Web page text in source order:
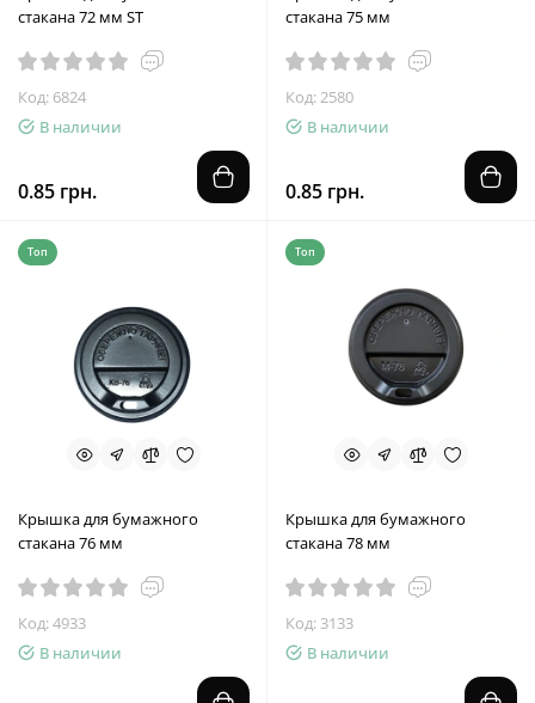
стакана 72 мм ST
Код: 6824
В наличии
0.85 грн.
стакана 75 мм
Код: 2580
В наличии
0.85 грн.
Топ
Крышка для бумажного
стакана 76 мм
Код: 4933
В наличии
Топ
Крышка для бумажного
стакана 78 мм
Код: 3133
В наличии